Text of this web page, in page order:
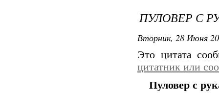
ПУЛОВЕР С
Вторник, 28 Июня
Это цитата
цитатник или
Пуловер с